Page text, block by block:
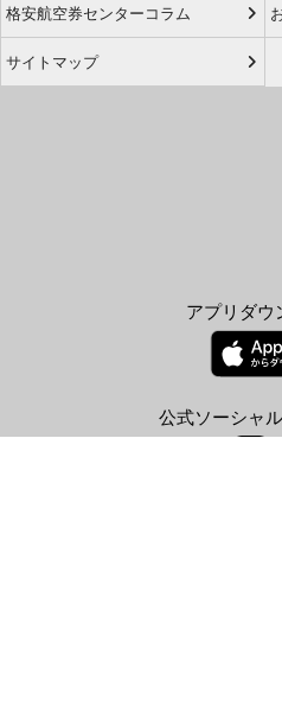
格安航空券センターコラム
サイトマップ
アプリダウ
公式ソーシャ